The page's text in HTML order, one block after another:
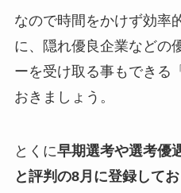
なので時間をかけず効率
に、隠れ優良企業などの
ーを受け取る事もできる「
おきましょう。
とくに早期選考や選考優
と評判の8月に登録して